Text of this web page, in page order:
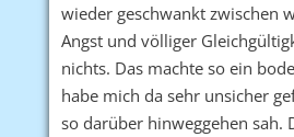
wieder geschwankt zwischen
Angst und völliger
nichts. Das machte so ein
habe mich da sehr unsicher
so darüber hinweggehen sah.